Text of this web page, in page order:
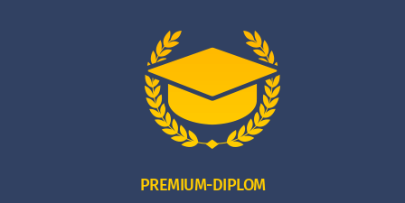
PREMIUM-DIPLOM